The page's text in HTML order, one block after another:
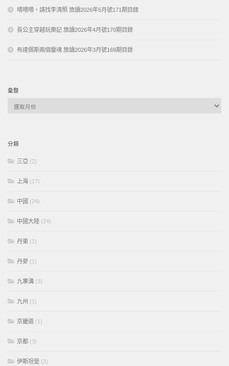
喂喂喂，請找李清照 旅讀2026年5月號171期目錄
長公主穿越玩樂記 旅讀2026年4月號170期目錄
布達佩斯兩個靈魂 旅讀2026年3月號169期目錄
彙整
分類
三亞 (2)
上海 (17)
中國 (24)
中國大陸 (24)
丹東 (1)
丹麥 (1)
九寨溝 (3)
九州 (1)
京畿道 (1)
京都 (3)
伊斯坦堡 (2)